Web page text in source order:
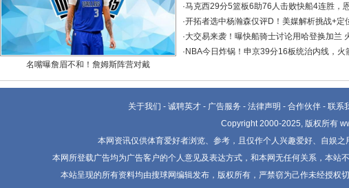
名嘴曝詹眉不和！詹姆斯阵营对戴
·马克西29分5篮板6助76人击败快船4连胜，
·开拓者选中杨瀚森仅评D！美媒解析挑战+定
·大交易来袭！曝快船骑士讨论用哈登换加兰
· NBA今日炸锅！申京39分16板统治内线，火
关于我们 - 诚聘英才 - 广告服务 - 法律声明 - 合作伙伴 - 联系
Copyright 2000-2025, 版权所有
本网资讯仅供体育爱好者浏览、参考，且仅作个人兴趣爱好、自娱之
本网所登载广告均为广告客户的个人意见及表达方式，和本网无任何关系，本站
本站呈现的所有资料均由搜球网编辑发布，版权所有，严禁窃为己作未经授权